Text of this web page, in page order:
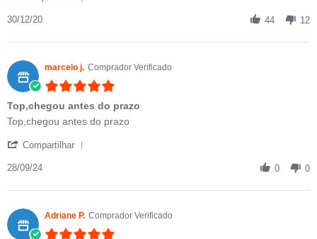
30/12/20 44 12
marcelo j. Comprador Verificado
Top,chegou antes do prazo
Review by marcelo j. on 28 Sep 2024
review stating Top,chegou antes do prazo
Top,chegou antes do prazo
Compartilhar
28/09/24 0 0
Adriane P. Comprador Verificado